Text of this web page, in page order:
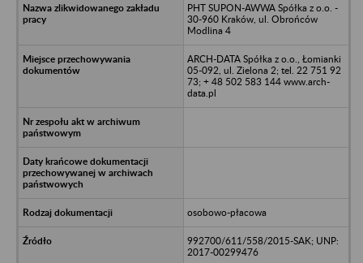
PHT SUPON-AWWA Spółka z o.o. -
30-960 Kraków, ul. Obrońców
Modlina 4
ARCH-DATA Spółka z o.o., Łomianki
05-092, ul. Zielona 2; tel. 22 751 92
73; + 48 502 583 144 www.arch-
data.pl
osobowo-płacowa
992700/611/558/2015-SAK; UNP:
2017-00299476